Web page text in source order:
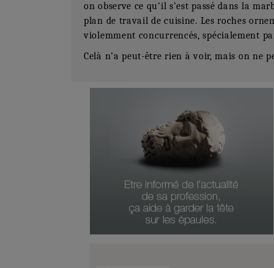
on observe ce qu’il s’est passé dans la
plan de travail de cuisine. Les roches
violemment concurrencés, spécialement
Celà n’a peut-être rien à voir, mais on ne
Numéro Du Produit
Type De Produit
Genre Du Produit